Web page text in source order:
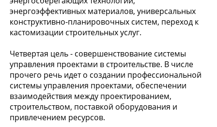
энергоэффективных материалов, универсальных
конструктивно-планировочных систем, переход к
кастомизации строительных услуг.
Четвертая цель - совершенствование системы
управления проектами в строительстве. В числе
прочего речь идет о создании профессиональной
системы управления проектами, обеспечении
взаимодействия между проектированием,
строительством, поставкой оборудования и
привлечением ресурсов.